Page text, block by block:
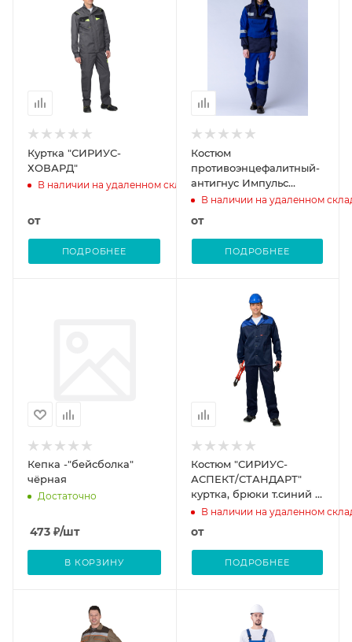
Куртка "СИРИУС-
ХОВАРД"
В наличии на удаленном складе
от
ПОДРОБНЕЕ
Костюм
противоэнцефалитный-
антигнус Импульс
(тк.Саржа,220), т.синий/
В наличии на удаленном
от
ПОДРОБНЕЕ
Кепка -"бейсболка"
чёрная
Достаточно
473 ₽/шт
В КОРЗИНУ
Костюм "СИРИУС-
АСПЕКТ/СТАНДАРТ"
куртка, брюки т.синий с
васильковым
В наличии на удаленном
от
ПОДРОБНЕЕ